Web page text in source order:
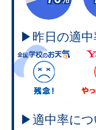
▶昨日の適中
▶適中率につ